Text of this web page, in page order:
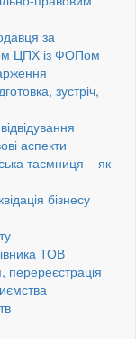
за
ЦПХ із ФОПом
зустріч,
аспекти
таємниця – як
бізнесу
ТОВ
перереєстрація